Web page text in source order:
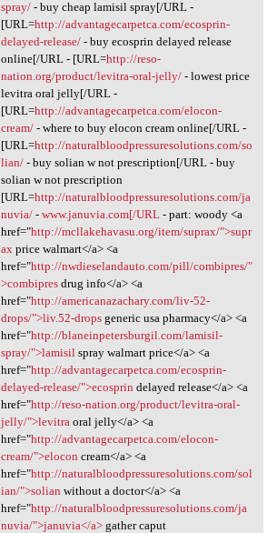
spray/- buy cheap lamisil spray[/URL -
[URL=http://advantagecarpetca.com/ecosprin-
delayed-release/- buy ecosprin delayed release
online[/URL - [URL=http://reso-
nation.org/product/levitra-oral-jelly/- lowest price
levitra oral jelly[/URL -
[URL=http://advantagecarpetca.com/elocon-
cream/- where to buy elocon cream online[/URL -
[URL=http://naturalbloodpressuresolutions.com/so
lian/- buy solian w not prescription[/URL - buy
solian w not prescription
[URL=http://naturalbloodpressuresolutions.com/ja
nuvia/- www.januvia.com[/URL- part: woody <a
href="http://mcllakehavasu.org/item/suprax/">supr
ax price walmart</a> <a
href="http://nwdieselandauto.com/pill/combipres/"
>combipresdrug info</a> <a
href="http://americanazachary.com/liv-52-
drops/">liv.52-dropsgeneric usa pharmacy</a> <a
href="http://blaneinpetersburgil.com/lamisil-
spray/">lamisil spray walmart price</a> <a
href="http://advantagecarpetca.com/ecosprin-
delayed-release/">ecosprin delayed release</a> <a
href="http://reso-nation.org/product/levitra-oral-
jelly/">levitra oral jelly</a> <a
href="http://advantagecarpetca.com/elocon-
cream/">elocon cream</a> <a
href="http://naturalbloodpressuresolutions.com/sol
ian/">solian without a doctor</a> <a
href="http://naturalbloodpressuresolutions.com/ja
nuvia/">januvia</a>gather caput